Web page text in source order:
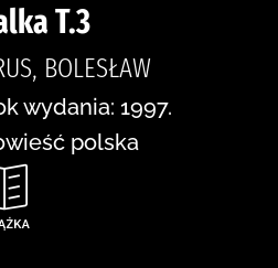
T.3
BOLESŁAW
wydania: 1997.
polska